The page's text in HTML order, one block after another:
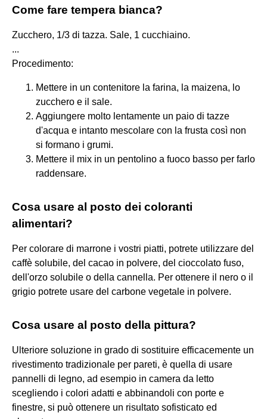
Come fare tempera bianca?
Zucchero, 1/3 di tazza. Sale, 1 cucchiaino.
...
Procedimento:
Mettere in un contenitore la farina, la maizena, lo
zucchero e il sale.
Aggiungere molto lentamente un paio di tazze
d'acqua e intanto mescolare con la frusta così non
si formano i grumi.
Mettere il mix in un pentolino a fuoco basso per farlo
raddensare.
Cosa usare al posto dei coloranti
alimentari?
Per colorare di marrone i vostri piatti, potrete utilizzare del
caffè solubile, del cacao in polvere, del cioccolato fuso,
dell'orzo solubile o della cannella. Per ottenere il nero o il
grigio potrete usare del carbone vegetale in polvere.
Cosa usare al posto della pittura?
Ulteriore soluzione in grado di sostituire efficacemente un
rivestimento tradizionale per pareti, è quella di usare
pannelli di legno, ad esempio in camera da letto
scegliendo i colori adatti e abbinandoli con porte e
finestre, si può ottenere un risultato sofisticato ed